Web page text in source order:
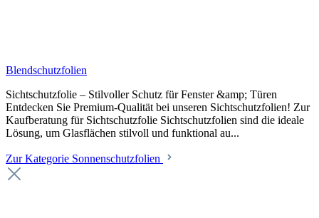
Blendschutzfolien
Sichtschutzfolie – Stilvoller Schutz für Fenster &amp; Türen
Entdecken Sie Premium-Qualität bei unseren Sichtschutzfolien! Zur
Kaufberatung für Sichtschutzfolie Sichtschutzfolien sind die ideale
Lösung, um Glasflächen stilvoll und funktional au...
Zur Kategorie Sonnenschutzfolien